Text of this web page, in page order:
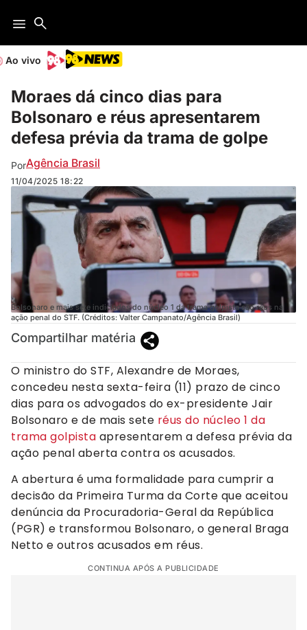
Ao vivo
Moraes dá cinco dias para
Bolsonaro e réus apresentarem
defesa prévia da trama de golpe
PorAgência Brasil
11/04/2025 18:22
Bolsonaro e mais sete indiciados do núcleo 1 da trama golpista são réus na
ação penal do STF. (Créditos: Valter Campanato/Agência Brasil)
Compartilhar matéria
O ministro do STF, Alexandre de Moraes,
concedeu nesta sexta-feira (11) prazo de cinco
dias para os advogados do ex-presidente Jair
Bolsonaro e de mais sete réus do núcleo 1 da
trama golpista apresentarem a defesa prévia da
ação penal aberta contra os acusados.
A abertura é uma formalidade para cumprir a
decisão da Primeira Turma da Corte que aceitou
denúncia da Procuradoria-Geral da República
(PGR) e transformou Bolsonaro, o general Braga
Netto e outros acusados em réus.
CONTINUA APÓS A PUBLICIDADE